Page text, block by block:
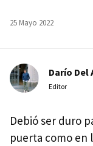
25 Mayo 2022
Darío Del
Editor
Debió ser duro
puerta como en